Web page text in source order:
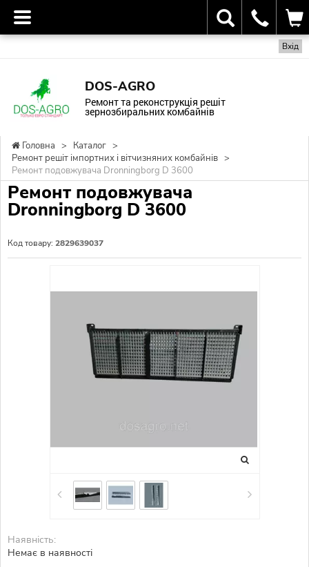
Вхід
DOS-AGRO
Ремонт та реконструкція решіт
зернозбиральних комбайнів
Головна > Каталог >
Ремонт решіт імпортних і вітчизняних комбайнів >
Ремонт подовжувача Dronningborg D 3600
Ремонт подовжувача
Dronningborg D 3600
Код товару: 2829639037
Наявність:
Немає в наявності